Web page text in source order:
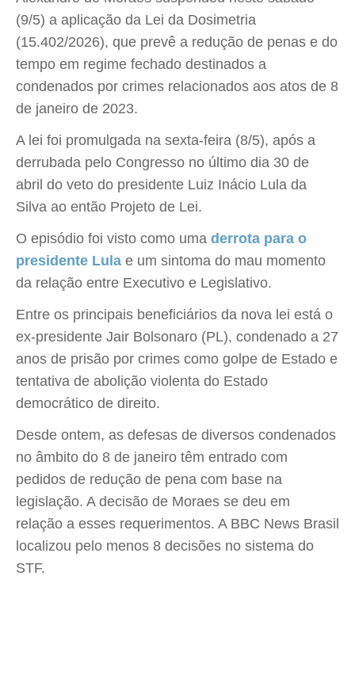
(9/5) a aplicação da Lei da Dosimetria
(15.402/2026), que prevê a redução de penas e do
tempo em regime fechado destinados a
condenados por crimes relacionados aos atos de 8
de janeiro de 2023.
A lei foi promulgada na sexta-feira (8/5), após a
derrubada pelo Congresso no último dia 30 de
abril do veto do presidente Luiz Inácio Lula da
Silva ao então Projeto de Lei.
O episódio foi visto como uma derrota para o
presidente Lula e um sintoma do mau momento
da relação entre Executivo e Legislativo.
Entre os principais beneficiários da nova lei está o
ex-presidente Jair Bolsonaro (PL), condenado a 27
anos de prisão por crimes como golpe de Estado e
tentativa de abolição violenta do Estado
democrático de direito.
Desde ontem, as defesas de diversos condenados
no âmbito do 8 de janeiro têm entrado com
pedidos de redução de pena com base na
legislação. A decisão de Moraes se deu em
relação a esses requerimentos. A BBC News Brasil
localizou pelo menos 8 decisões no sistema do
STF.